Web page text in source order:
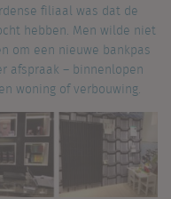
filiaal was dat de
hebben. Men wilde niet
om een nieuwe bankpas
afspraak – binnenlopen
woning of verbouwing.